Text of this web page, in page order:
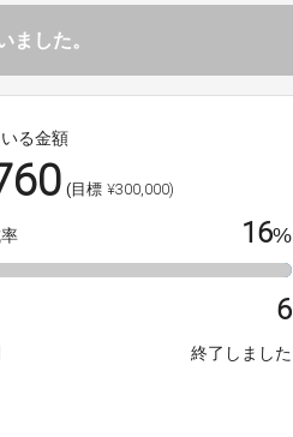
ました。
る金額
(目標 ¥300,000)
16%
6
終了しました